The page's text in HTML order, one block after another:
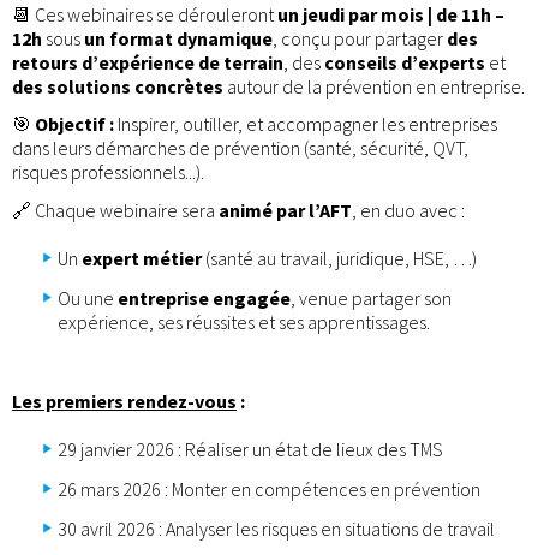
📆 Ces webinaires se dérouleront un jeudi par mois | de 11h –
12h sous un format dynamique , conçu pour partager des
retours d’expérience de terrain , des conseils d’experts et
des solutions concrètes autour de la prévention en entreprise.
🎯 Objectif : Inspirer, outiller, et accompagner les entreprises
dans leurs démarches de prévention (santé, sécurité, QVT,
risques professionnels...).
🔗 Chaque webinaire sera animé par l’AFT , en duo avec :
Un expert métier(santé au travail, juridique, HSE, …)
Ou une entreprise engagée , venue partager son
expérience, ses réussites et ses apprentissages.
Les premiers rendez-vous :
29 janvier 2026 : Réaliser un état de lieux des TMS
26 mars 2026 : Monter en compétences en prévention
30 avril 2026 : Analyser les risques en situations de travail